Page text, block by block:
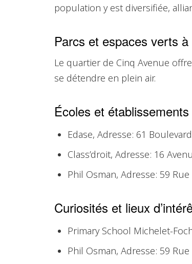
population y est diversifiée,
Parcs et espaces verts
Le quartier de Cinq Avenue
se détendre en plein air.
Écoles et
Edase, Adresse: 61
Class’droit, Adresse: 16
Phil Osman, Adresse: 59
Curiosités et lieux
Primary School Michelet-
Phil Osman, Adresse: 59